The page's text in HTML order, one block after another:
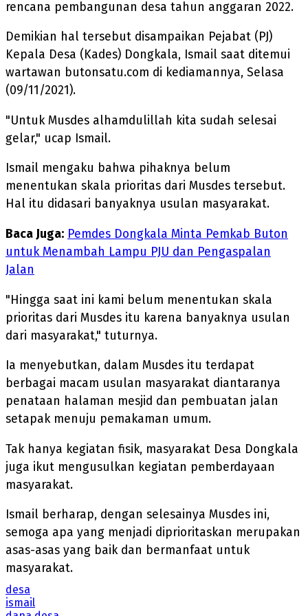
rencana pembangunan desa tahun anggaran 2022.
Demikian hal tersebut disampaikan Pejabat (PJ)
Kepala Desa (Kades) Dongkala, Ismail saat ditemui
wartawan butonsatu.com di kediamannya, Selasa
(09/11/2021).
"Untuk Musdes alhamdulillah kita sudah selesai
gelar," ucap Ismail.
Ismail mengaku bahwa pihaknya belum
menentukan skala prioritas dari Musdes tersebut.
Hal itu didasari banyaknya usulan masyarakat.
Baca Juga: Pemdes Dongkala Minta Pemkab Buton
untuk Menambah Lampu PJU dan Pengaspalan
Jalan
"Hingga saat ini kami belum menentukan skala
prioritas dari Musdes itu karena banyaknya usulan
dari masyarakat," tuturnya.
Ia menyebutkan, dalam Musdes itu terdapat
berbagai macam usulan masyarakat diantaranya
penataan halaman mesjid dan pembuatan jalan
setapak menuju pemakaman umum.
Tak hanya kegiatan fisik, masyarakat Desa Dongkala
juga ikut mengusulkan kegiatan pemberdayaan
masyarakat.
Ismail berharap, dengan selesainya Musdes ini,
semoga apa yang menjadi diprioritaskan merupakan
asas-asas yang baik dan bermanfaat untuk
masyarakat.
desa
ismail